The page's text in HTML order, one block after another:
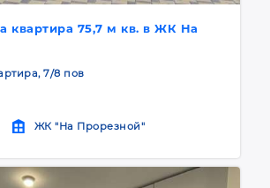
квартира 75,7 м кв. в ЖК На
7/8 пов
ЖК "На Прорезной"